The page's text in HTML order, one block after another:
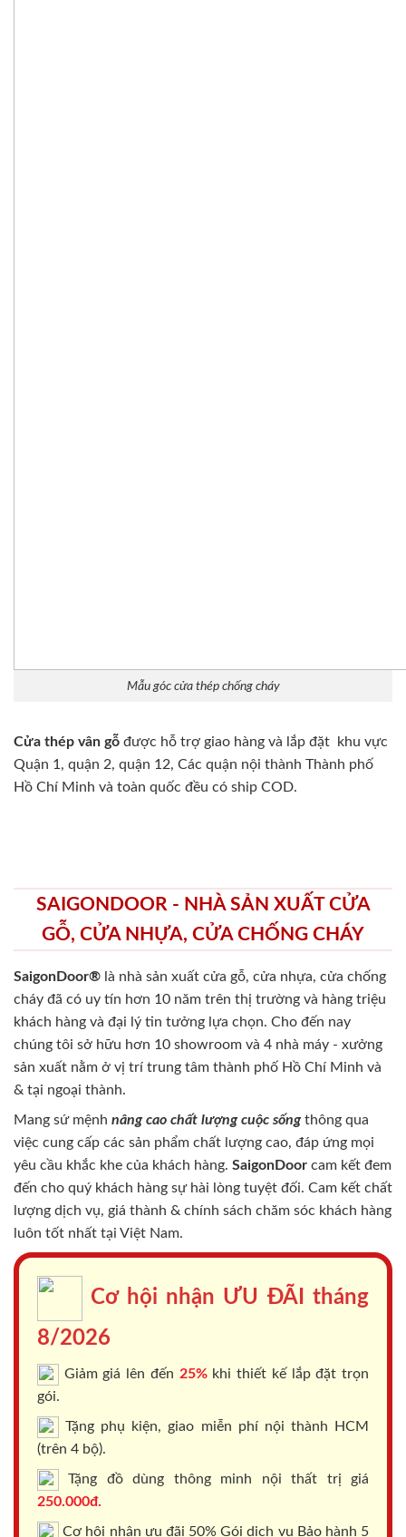
Mẫu góc cửa thép chống cháy
Cửa thép vân gỗ được hỗ trợ giao hàng và lắp đặt khu vực
Quận 1, quận 2, quận 12, Các quận nội thành Thành phố
Hồ Chí Minh và toàn quốc đều có ship COD.
SAIGONDOOR - NHÀ SẢN XUẤT CỬA
GỖ, CỬA NHỰA, CỬA CHỐNG CHÁY
SaigonDoor® là nhà sản xuất cửa gỗ, cửa nhựa, cửa chống
cháy đã có uy tín hơn 10 năm trên thị trường và hàng triệu
khách hàng và đại lý tin tưởng lựa chọn. Cho đến nay
chúng tôi sở hữu hơn 10 showroom và 4 nhà máy - xưởng
sản xuất nằm ở vị trí trung tâm thành phố Hồ Chí Minh và
& tại ngoại thành.
Mang sứ mệnh nâng cao chất lượng cuộc sốngthông qua
việc cung cấp các sản phẩm chất lượng cao, đáp ứng mọi
yêu cầu khắc khe của khách hàng. SaigonDoor cam kết đem
đến cho quý khách hàng sự hài lòng tuyệt đối. Cam kết chất
lượng dịch vụ, giá thành & chính sách chăm sóc khách hàng
luôn tốt nhất tại Việt Nam.
Cơ hội nhận ƯU ĐÃI tháng
8/2026
Giảm giá lên đến 25%khi thiết kế lắp đặt trọn
gói.
Tặng phụ kiện, giao miễn phí nội thành HCM
(trên 4 bộ).
Tặng đồ dùng thông minh nội thất trị giá
250.000đ.
Cơ hội nhận ưu đãi 50% Gói dịch vụ Bảo hành 5